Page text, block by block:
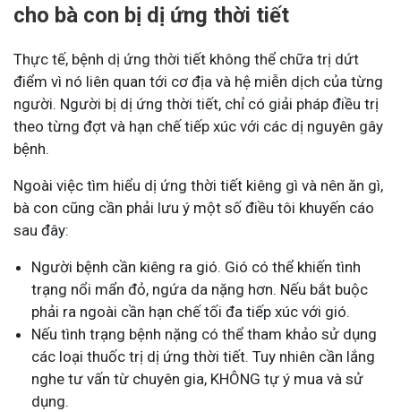
cho bà con bị dị ứng thời tiết
Thực tế, bệnh dị ứng thời tiết không thể chữa trị dứt
điểm vì nó liên quan tới cơ địa và hệ miễn dịch của từng
người. Người bị dị ứng thời tiết, chỉ có giải pháp điều trị
theo từng đợt và hạn chế tiếp xúc với các dị nguyên gây
bệnh.
Ngoài việc tìm hiểu dị ứng thời tiết kiêng gì và nên ăn gì,
bà con cũng cần phải lưu ý một số điều tôi khuyến cáo
sau đây:
Người bệnh cần kiêng ra gió. Gió có thể khiến tình
trạng nổi mẩn đỏ, ngứa da nặng hơn. Nếu bắt buộc
phải ra ngoài cần hạn chế tối đa tiếp xúc với gió.
Nếu tình trạng bệnh nặng có thể tham khảo sử dụng
các loại thuốc trị dị ứng thời tiết. Tuy nhiên cần lắng
nghe tư vấn từ chuyên gia, KHÔNG tự ý mua và sử
dụng.